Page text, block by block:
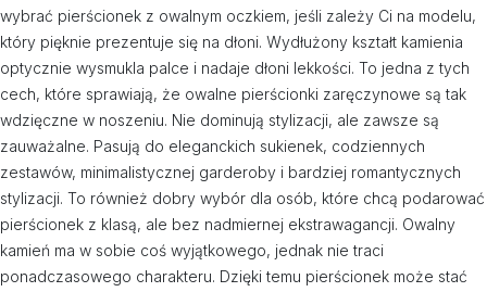
wybrać pierścionek z owalnym oczkiem, jeśli zależy Ci na modelu,
który pięknie prezentuje się na dłoni. Wydłużony kształt kamienia
optycznie wysmukla palce i nadaje dłoni lekkości. To jedna z tych
cech, które sprawiają, że owalne pierścionki zaręczynowe są tak
wdzięczne w noszeniu. Nie dominują stylizacji, ale zawsze są
zauważalne. Pasują do eleganckich sukienek, codziennych
zestawów, minimalistycznej garderoby i bardziej romantycznych
stylizacji. To również dobry wybór dla osób, które chcą podarować
pierścionek z klasą, ale bez nadmiernej ekstrawagancji. Owalny
kamień ma w sobie coś wyjątkowego, jednak nie traci
ponadczasowego charakteru. Dzięki temu pierścionek może stać